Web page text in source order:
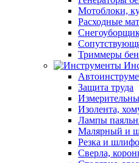
Мотоблоки,
Расходные
Триммеры
Защита труда
Изолента,
Лампы
Малярный и
Резка и
Сверла,